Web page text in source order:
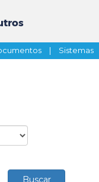
| Sistemas